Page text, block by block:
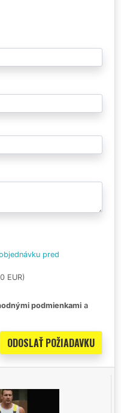
pred
EUR)
podmienkami a